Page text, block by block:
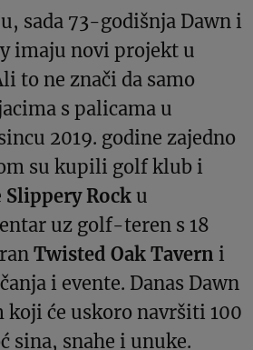
sada 73-godišnja Dawn i
imaju novi projekt u
to ne znači da samo
s palicama u
2019. godine zajedno
su kupili golf klub i
Slippery Rock u
uz golf-teren s 18
Twisted Oak Tavern i
i evente. Danas Dawn
će uskoro navršiti 100
sina, snahe i unuke.